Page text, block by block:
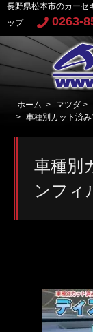
長野県松本市のカーセ
ップ
0263-
ホーム > マツダ >
> 車種別カット済
車種別
ンフィ